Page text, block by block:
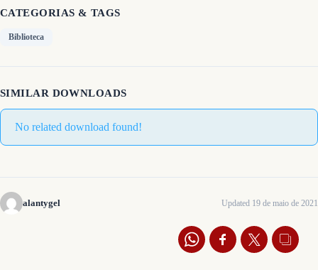
CATEGORIAS & TAGS
Biblioteca
SIMILAR DOWNLOADS
No related download found!
alantygel Updated 19 de maio de 2021